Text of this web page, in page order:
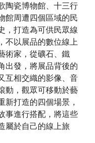
陶瓷博物館、十三行
館周遭四個區域的民
，打造為可供民眾線
不以展品的數位線上
術家，從礦石、鐵
出發，將展品背後的
互相交織的影像、音
動，觀眾可移動於藝
新打造的四個場景，
事進行搭配，將這些
屬於自己的線上旅